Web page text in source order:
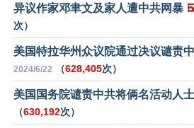
异议作家邓聿文及家人遭中共网暴
次）
美国特拉华州众议院通过决议谴责
2024/6/22 （628,405次）
美国国务院谴责中共将俩名活动人
（630,192次）